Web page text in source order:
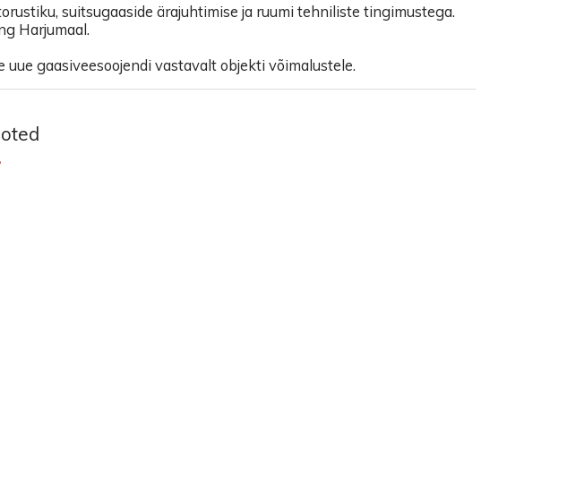
suitsugaaside ärajuhtimise ja ruumi tehniliste tingimustega.
Harjumaal.
uue gaasiveesoojendi vastavalt objekti võimalustele.